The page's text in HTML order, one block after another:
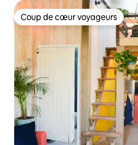
Coup de cœur voyageurs
Coup de cœur voyageurs